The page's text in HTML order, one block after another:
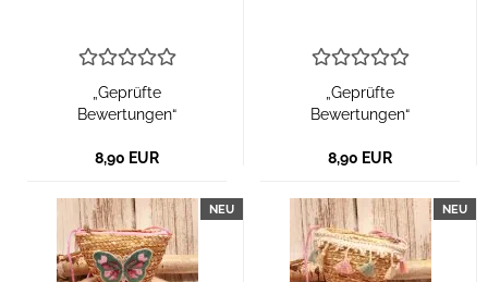
„Geprüfte
Bewertungen“
8,90 EUR
„Geprüfte
Bewertungen“
8,90 EUR
NEU NEU